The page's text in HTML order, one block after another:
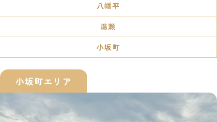
八幡平
湯瀬
小坂町
小坂町エリア